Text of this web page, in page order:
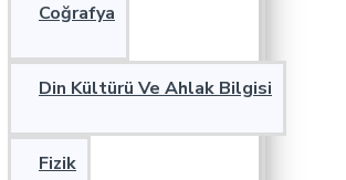
Coğrafya
Din Kültürü Ve Ahlak Bilgisi
Fizik